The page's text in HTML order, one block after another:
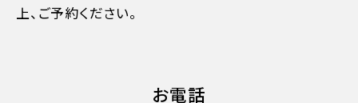
上、ご予約ください。
お電話